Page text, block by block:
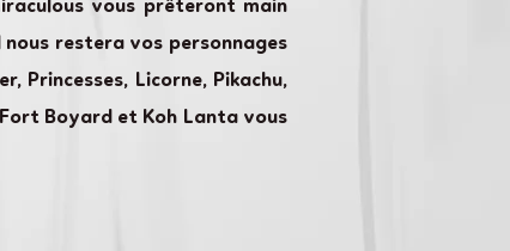
vous prêteront main
restera vos personnages
Princesses, Licorne, Pikachu,
Fort Boyard et Koh Lanta vous